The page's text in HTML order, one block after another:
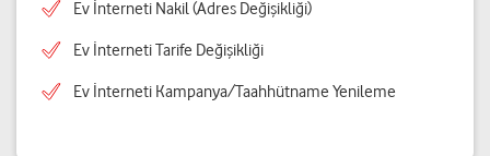
Ev İnterneti Nakil (Adres Değişikliği)
Ev İnterneti Tarife Değişikliği
Ev İnterneti Kampanya/Taahhütname Yenileme